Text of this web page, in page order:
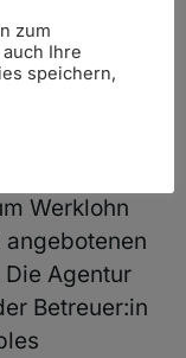
die
die Höhe
Werklohn
Agentur
Betreuer:in
zum
Ihre
speichern,